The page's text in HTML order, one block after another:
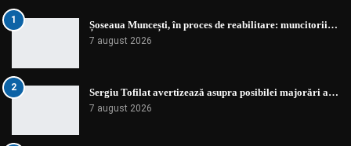
1 Șoseaua Muncești, în proces de reabilitare: muncitorii…
7 august 2026
2 Sergiu Tofilat avertizează asupra posibilei majorări a…
7 august 2026